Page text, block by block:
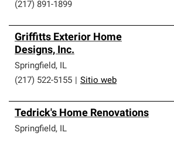
(217) 891-1899
Griffitts Exterior Home
Designs, Inc.
Springfield, IL
(217) 522-5155
Sitio web
Tedrick's Home Renovations
Springfield, IL